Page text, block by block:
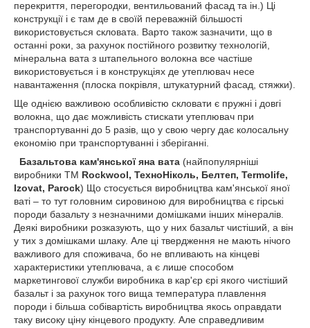
перекриття, перегородки, вентильований фасад та ін.) Ці
конструкції і є там де в своїй переважній більшості
використовується скловата. Варто також зазначити, що в
останні роки, за рахунок постійного розвитку технологій,
мінеральна вата з штапельного волокна все частіше
використовується і в конструкціях де утеплювач несе
навантаження (плоска покрівля, штукатурний фасад, стяжки).
Ще однією важливою особливістю скловати є пружні і довгі
волокна, що дає можливість стискати утеплювач при
транспортуванні до 5 разів, що у свою чергу дає колосальну
економію при транспортуванні і зберіганні.
Базальтова кам'янської яна вата (найпопулярніші
виробники ТМ Rockwool, ТехноНіколь, Белтеп, Termolife,
Izovat, Parock) Що стосується виробництва кам'янської яної
ваті – то тут головним сировиною для виробництва є гірські
породи базальту з незначними домішками інших мінералів.
Деякі виробники розказують, що у них базальт чистіший, а він
у тих з домішками шлаку. Але ці твердження не мають нічого
важливого для споживача, бо не впливають на кінцеві
характеристики утеплювача, а є лише способом
маркетингової служби виробника в кар'єр єрі якого чистіший
базальт і за рахунок того вища температура плавлення
породи і більша собівартість виробництва якось оправдати
таку високу ціну кінцевого продукту. Але справедливим